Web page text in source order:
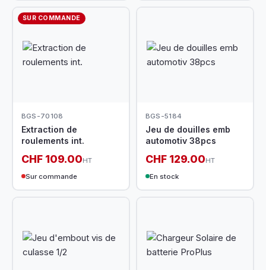
SUR COMMANDE
BGS-70108
Extraction de
roulements int.
CHF 109.00HT
Sur commande
BGS-5184
Jeu de douilles emb
automotiv 38pcs
CHF 129.00HT
En stock